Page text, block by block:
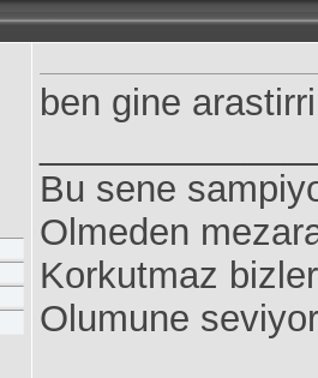
ben gine
Bu sene
Olmeden
Korkutmaz
Olumune